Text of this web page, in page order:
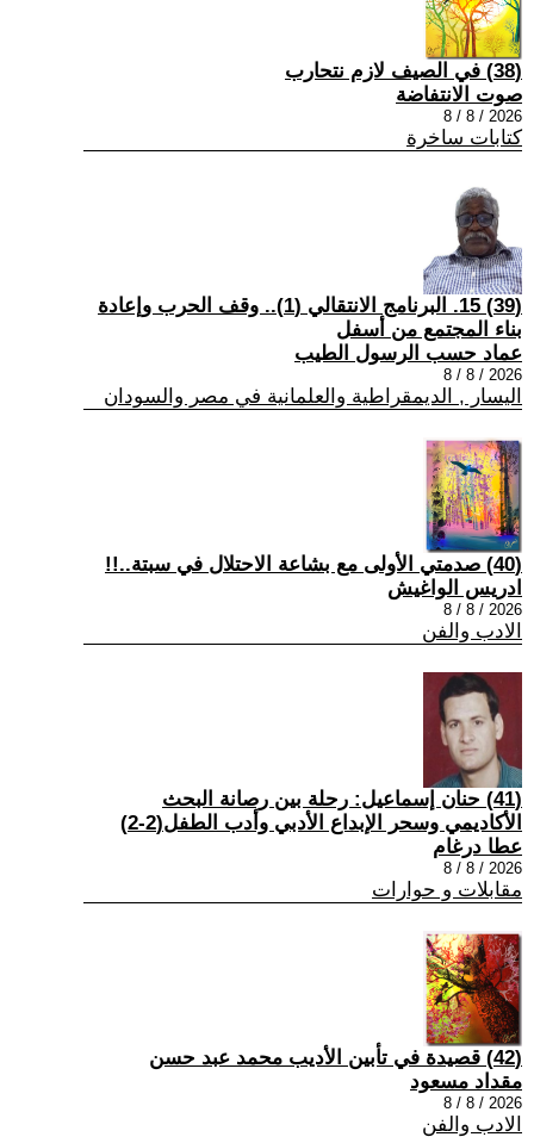
(38) في الصيف لازم نتحارب
صوت الانتفاضة
2026 / 8 / 8
كتابات ساخرة
(39) 15. البرنامج الانتقالي (1).. وقف الحرب وإعادة
بناء المجتمع من أسفل
عماد حسب الرسول الطيب
2026 / 8 / 8
اليسار , الديمقراطية والعلمانية في مصر والسودان
(40) صدمتي الأولى مع بشاعة الاحتلال في سبتة..!!
ادريس الواغيش
2026 / 8 / 8
الادب والفن
(41) حنان إسماعيل: رحلة بين رصانة البحث
الأكاديمي وسحر الإبداع الأدبي وأدب الطفل(2-2)
عطا درغام
2026 / 8 / 8
مقابلات و حوارات
(42) قصيدة في تأبين الأديب محمد عبد حسن
مقداد مسعود
2026 / 8 / 8
الادب والفن